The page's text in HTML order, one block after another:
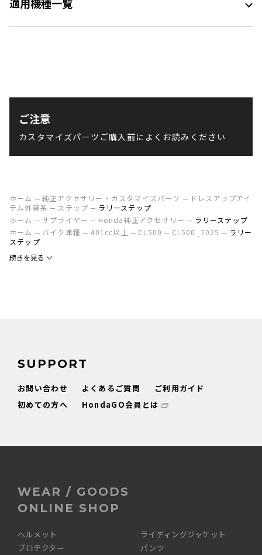
適用機種一覧
ご注意
カスタマイズパーツご購入前によくお読みください
ホーム 純正アクセサリー・カスタマイズパーツ
ドレスアップアイ
テム外装系
ステップ
ラリーステップ
ホーム
サプライヤー Honda純正アクセサリー
ラリーステップ
ホーム
バイク車種 401cc以上 CL500 CL500_2025
ラリー
ステップ
続きを見る
SUPPORT
お問い合わせ よくあるご質問
ご利用ガイド
初めての方へ
HondaGO会員とは
WEAR / GOODS
ONLINE SHOP
ヘルメット
ライディングジャケット
プロテクター
パンツ